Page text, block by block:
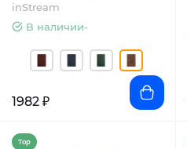
inStream
В наличии-
1982 ₽
Top